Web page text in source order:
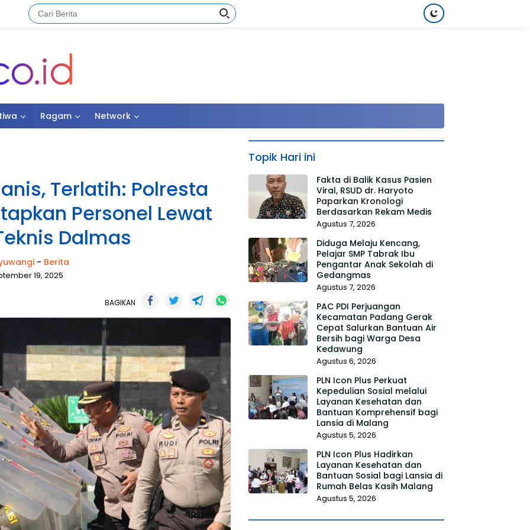
Ragam Network
Terlatih: Polresta
Personel Lewat
Dalmas
- Berita
19, 2025
BAGIKAN
Topik Hari ini
Fakta di Balik Kasus Pasien
Viral, RSUD dr. Haryoto
Paparkan Kronologi
Berdasarkan Rekam Medis
Agustus 7, 2026
Diduga Melaju Kencang,
Pelajar SMP Tabrak Ibu
Pengantar Anak Sekolah di
Gedangmas
Agustus 7, 2026
PAC PDI Perjuangan
Kecamatan Padang Gerak
Cepat Salurkan Bantuan Air
Bersih bagi Warga Desa
Kedawung
Agustus 6, 2026
PLN Icon Plus Perkuat
Kepedulian Sosial melalui
Layanan Kesehatan dan
Bantuan Komprehensif bagi
Lansia di Malang
Agustus 5, 2026
PLN Icon Plus Hadirkan
Layanan Kesehatan dan
Bantuan Sosial bagi Lansia di
Rumah Belas Kasih Malang
Agustus 5, 2026